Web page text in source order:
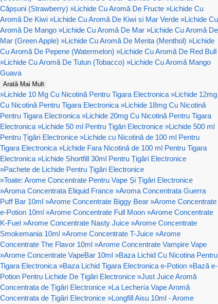
Căpșuni (Strawberry) »Lichide Cu Aromă De Fructe »Lichide Cu
Aromă De Kiwi »Lichide Cu Aromă De Kiwi si Mar Verde »Lichide Cu
Aromă De Mango »Lichide Cu Aromă De Mar »Lichide Cu Aromă De
Mar (Green Apple) »Lichide Cu Aromă De Menta (Menthol) »Lichide
Cu Aromă De Pepene (Watermelon) »Lichide Cu Aromă De Red Bull
»Lichide Cu Aromă De Tutun (Tobacco) »Lichide Cu Aromă Mango
Guava
Arată Mai Mult
»Lichide 10 Mg Cu Nicotină Pentru Tigara Electronica »Lichide 12mg
Cu Nicotină Pentru Tigara Electronica »Lichide 18mg Cu Nicotină
Pentru Tigara Electronica »Lichide 20mg Cu Nicotină Pentru Tigara
Electronica »Lichide 50 ml Pentru Țigări Electronice »Lichide 500 ml
Pentru Țigări Electronice »Lichide cu Nicotină de 100 ml Pentru
Tigara Electronica »Lichide Fara Nicotină de 100 ml Pentru Tigara
Electronica »Lichide Shortfill 30ml Pentru Țigări Electronice
»Pachete de Lichide Pentru Țigări Electronice
»Toate: Arome Concentrate Pentru Vape Și Țigări Electronice
»Aroma Concentrata Eliquid France »Aroma Concentrata Guerra
Puff Bar 10ml »Arome Concentrate Biggy Bear »Arome Concentrate
e-Potion 10ml »Arome Concentrate Full Moon »Arome Concentrate
K-Fuel »Arome Concentrate Nasty Juice »Arome Concentrate
Smokemania 10ml »Arome Concentrate T-Juice »Arome
Concentrate The Flavor 10ml »Arome Concentrate Vampire Vape
»Arome Concentrate VapeBar 10ml »Baza Lichid Cu Nicotina Pentru
Tigara Electronica »Baza Lichid Tigara Electronica e-Potion »Bază e-
Potion Pentru Lichide De Țigări Electronice »Just Juice Aromă
Concentrata de Țigări Electronice »La Lechería Vape Aromă
Concentrata de Țigări Electronice »Longfill Aisu 10ml - Arome